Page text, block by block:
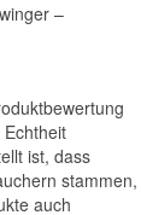
–
ist, dass
stammen,
auch